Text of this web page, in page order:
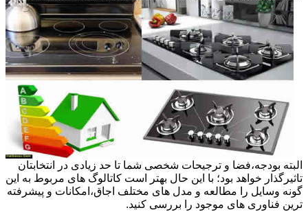
البته بودجه،فضا و ترجیحات شخصی شما تا حد زیادی در انتخابتان
تاثیرگذار خواهد بود؛ با این حال بهتر است کاتالوگ های مربوط به این
گونه وسایل را مطالعه و مدل های مختلف اجاق،امکانات و پیشرفته
ترین فناوری های موجود را بررسی کنید.